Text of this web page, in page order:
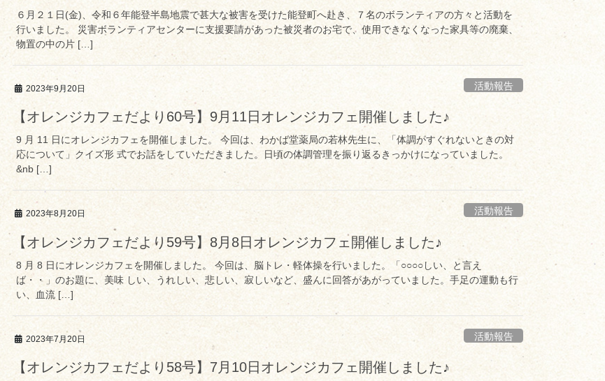
６月２１日(金)、令和６年能登半島地震で甚大な被害を受けた能登町へ赴き、７名のボランティアの方々と活動を
行いました。 災害ボランティアセンターに支援要請があった被災者のお宅で、使用できなくなった家具等の廃棄、
物置の中の片 […]
2023年9月20日 活動報告
【オレンジカフェだより60号】9月11日オレンジカフェ開催しました♪
9 月 11 日にオレンジカフェを開催しました。 今回は、わかば堂薬局の若林先生に、「体調がすぐれないときの対
応について」クイズ形 式でお話をしていただきました。日頃の体調管理を振り返るきっかけになっていました。
&nb […]
2023年8月20日 活動報告
【オレンジカフェだより59号】8月8日オレンジカフェ開催しました♪
8 月 8 日にオレンジカフェを開催しました。 今回は、脳トレ・軽体操を行いました。「○○○○しい、と言え
ば・・」のお題に、美味 しい、うれしい、悲しい、寂しいなど、盛んに回答があがっていました。手足の運動も行
い、血流 […]
2023年7月20日 活動報告
【オレンジカフェだより58号】7月10日オレンジカフェ開催しました♪